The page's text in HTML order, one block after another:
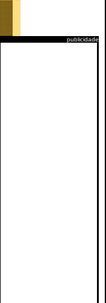
publicidade